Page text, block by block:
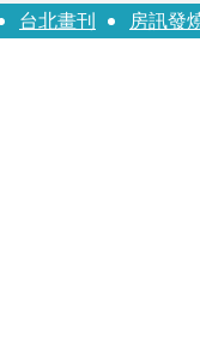
詳接掌兆基屋管2天
台北畫刊 房訊發